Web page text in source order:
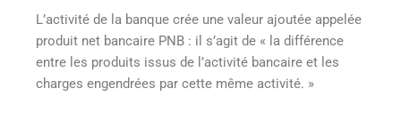
L’activité de la banque crée une valeur ajoutée appelée
produit net bancaire PNB : il s’agit de « la différence
entre les produits issus de l’activité bancaire et les
charges engendrées par cette même activité. »